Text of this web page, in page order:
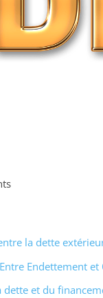
la dette
Endettement
dette et du